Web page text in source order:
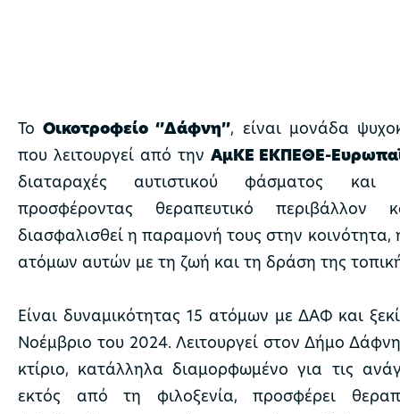
ΤοΟικοτροφείο ‘’Δάφνη’’, είναι μονάδα
που λειτουργεί από την ΑμΚΕ ΕΚΠΕΘΕ-
διαταραχές αυτιστικού φάσματος και
προσφέροντας θεραπευτικό
διασφαλισθεί η παραμονή τους στην
ατόμων αυτών με τη ζωή και τη δράση της
Είναι δυναμικότητας 15 ατόμων με ΔΑΦ και
Νοέμβριο του 2024. Λειτουργεί στον Δήμο
κτίριο, κατάλληλα διαμορφωμένο για τις
εκτός από τη φιλοξενία, προσφέρει